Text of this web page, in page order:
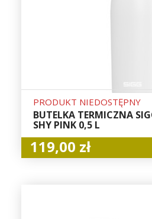
PRODUKT NIEDOSTĘPNY
BUTELKA TERMICZNA
SHY PINK 0,5 L
119,00 zł